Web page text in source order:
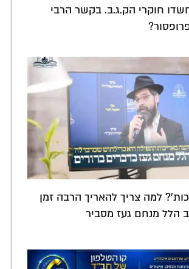
חוקרי הק.ג.ב. בקשר הרבי
למה צריך להאריך הרבה זמן
הלל מנחם געז מסביר